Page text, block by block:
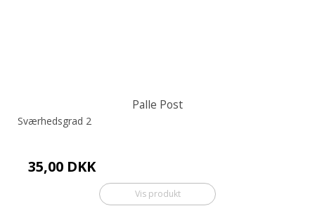
Palle Post
Sværhedsgrad 2
35,00 DKK
Vis produkt